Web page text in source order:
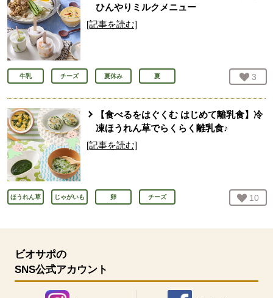
ひんやりミルクメニュー
[記事を読む]
牛乳 チーズ 夏休み 夏 お気
3
【食べるをはぐくむ はじめて離乳食】冷
凍ほうれん草でらくらく離乳食♪
[記事を読む]
ほうれん草 じゃがいも 卵 チーズ お気
10
ビオサポの
SNS公式アカウント